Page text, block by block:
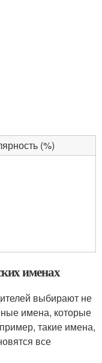
(%)
именах
выбирают не
имена, которые
такие имена,
все